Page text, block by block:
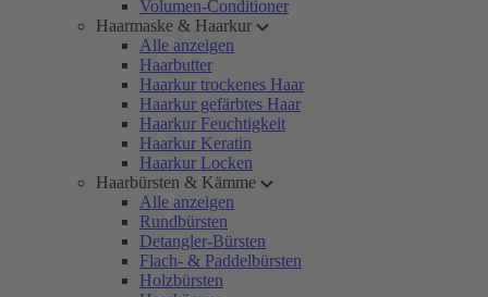
Volumen-Conditioner
Haarmaske & Haarkur
Alle anzeigen
Haarbutter
Haarkur trockenes Haar
Haarkur gefärbtes Haar
Haarkur Feuchtigkeit
Haarkur Keratin
Haarkur Locken
Haarbürsten & Kämme
Alle anzeigen
Rundbürsten
Detangler-Bürsten
Flach- & Paddelbürsten
Holzbürsten